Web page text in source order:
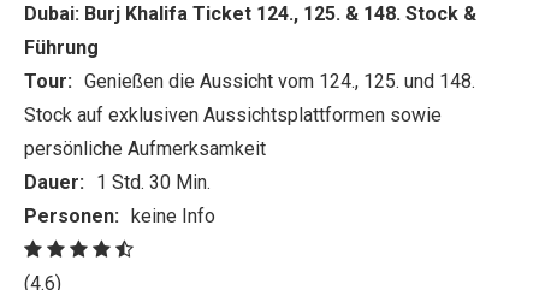
Dubai: Burj Khalifa Ticket 124., 125. & 148. Stock &
Führung
Tour: Genießen die Aussicht vom 124., 125. und 148.
Stock auf exklusiven Aussichtsplattformen sowie
persönliche Aufmerksamkeit
Dauer: 1 Std. 30 Min.
Personen: keine Info
(4.6)